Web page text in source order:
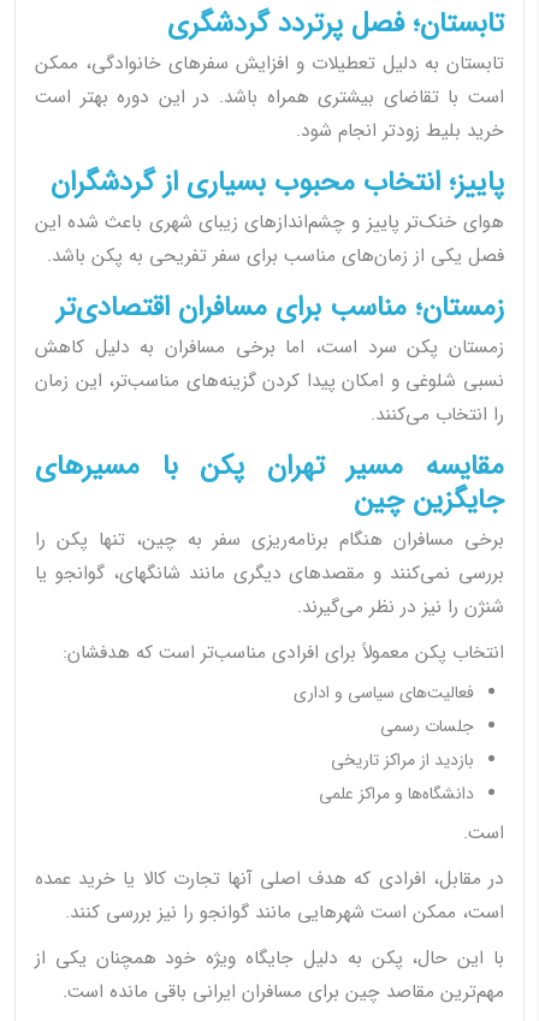
تابستان؛ فصل پرتردد گردشگری
تابستان به دلیل تعطیلات و افزایش سفرهای خانوادگی، ممکن
است با تقاضای بیشتری همراه باشد. در این دوره بهتر است
خرید بلیط زودتر انجام شود.
پاییز؛ انتخاب محبوب بسیاری از گردشگران
هوای خنک‌تر پاییز و چشم‌اندازهای زیبای شهری باعث شده این
فصل یکی از زمان‌های مناسب برای سفر تفریحی به پکن باشد.
زمستان؛ مناسب برای مسافران اقتصادی‌تر
زمستان پکن سرد است، اما برخی مسافران به دلیل کاهش
نسبی شلوغی و امکان پیدا کردن گزینه‌های مناسب‌تر، این زمان
را انتخاب می‌کنند.
مقایسه مسیر تهران پکن با مسیرهای
جایگزین چین
برخی مسافران هنگام برنامه‌ریزی سفر به چین، تنها پکن را
بررسی نمی‌کنند و مقصدهای دیگری مانند شانگهای، گوانجو یا
شنژن را نیز در نظر می‌گیرند.
انتخاب پکن معمولاً برای افرادی مناسب‌تر است که هدفشان:
فعالیت‌های سیاسی و اداری
جلسات رسمی
بازدید از مراکز تاریخی
دانشگاه‌ها و مراکز علمی
است.
در مقابل، افرادی که هدف اصلی آنها تجارت کالا یا خرید عمده
است، ممکن است شهرهایی مانند گوانجو را نیز بررسی کنند.
با این حال، پکن به دلیل جایگاه ویژه خود همچنان یکی از
مهم‌ترین مقاصد چین برای مسافران ایرانی باقی مانده است.